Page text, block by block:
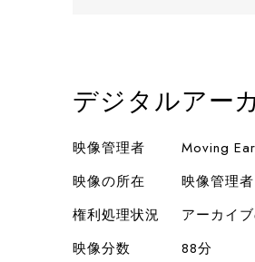
デジタルアー
映像管理者
Moving
映像の所在
映像管理
権利処理状況
アーカイ
映像分数
88分